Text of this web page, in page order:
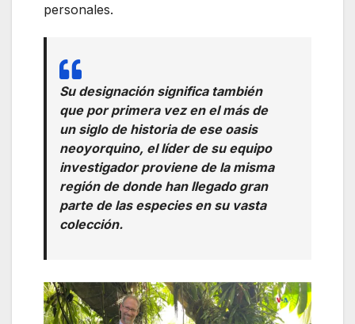
personales.
Su designación significa también
que por primera vez en el más de
un siglo de historia de ese oasis
neoyorquino, el líder de su equipo
investigador proviene de la misma
región de donde han llegado gran
parte de las especies en su vasta
colección.